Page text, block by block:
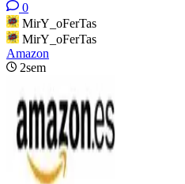
0
MirY_oFerTas
MirY_oFerTas
Amazon
2sem